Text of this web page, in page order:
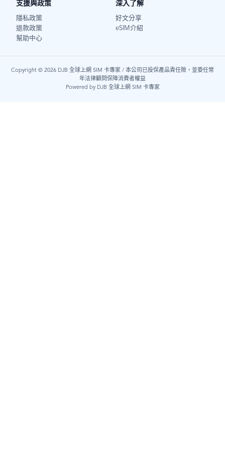
支援與政策
隱私政策
退款政策
幫助中心
深入了解
好文分享
eSIM介紹
Copyright © 2026 DJB 全球上網 SIM 卡專家 / 本公司已投保產品責任險，並委任常
年法律顧問保障消費者權益
Powered by DJB 全球上網 SIM 卡專家